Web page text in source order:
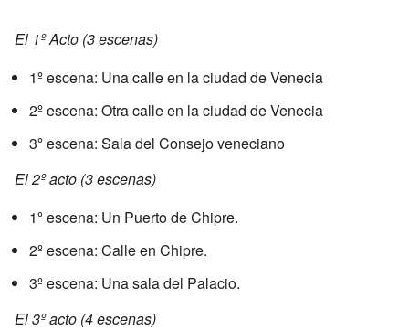
El 1º Acto (3 escenas)
1º escena: Una calle en la ciudad de Venecia
2º escena: Otra calle en la ciudad de Venecia
3º escena: Sala del Consejo veneciano
El 2º acto (3 escenas)
1º escena: Un Puerto de Chipre.
2º escena: Calle en Chipre.
3º escena: Una sala del Palacio.
El 3º acto (4 escenas)